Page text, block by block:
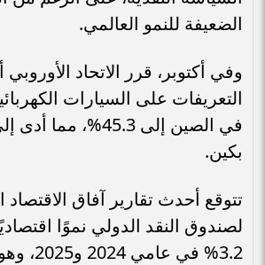
الضعيفة للنمو العالمي.
وفي أكتوبر، قرر الاتحاد الأوروبي
التعريفات على السيارات
في الصين إلى 45.3%،
بكين.
تتوقع أحدث تقارير آفاق الاقتصاد
لصندوق النقد الدولي نموًا
3.2% في